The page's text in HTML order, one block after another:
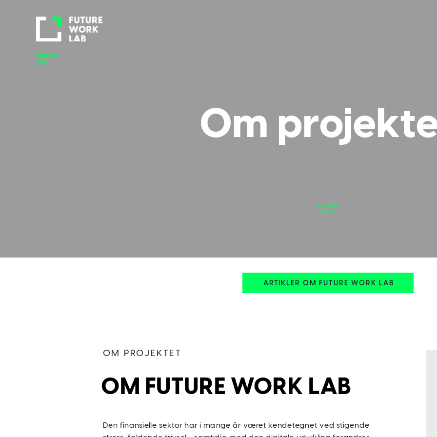
ENGLISH
SITE
Om
SCROLL
NED
OM PROJEKTET
OM FUTURE WORK LAB
Den finansielle sektor har i mange år været kendetegnet ved stigende